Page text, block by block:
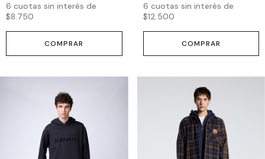
6 cuotas sin interés de
$8.750
COMPRAR
6 cuotas sin interés de
$12.500
COMPRAR